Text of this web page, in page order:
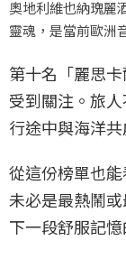
奧地利維也納瑰麗
靈魂，是當前歐洲
第十名「麗思
受到關注。旅
行途中與海洋共
從這份榜單也
未必是最熱鬧
下一段舒服記憶